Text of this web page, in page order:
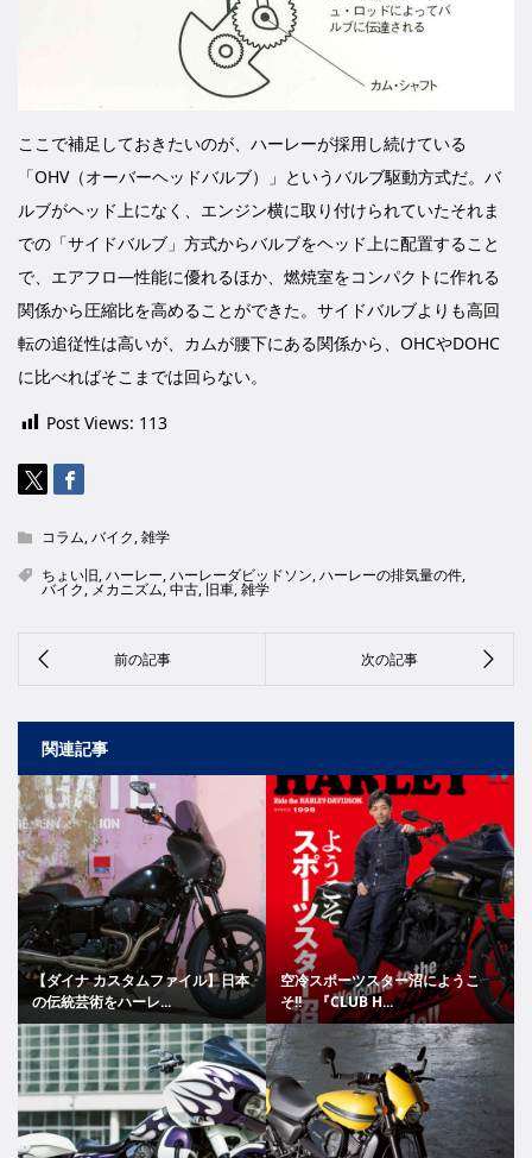
ここで補足しておきたいのが、ハーレーが採用し続けている
「OHV（オーバーヘッドバルブ）」というバルブ駆動方式だ。バ
ルブがヘッド上になく、エンジン横に取り付けられていたそれま
での「サイドバルブ」方式からバルブをヘッド上に配置すること
で、エアフロ―性能に優れるほか、燃焼室をコンパクトに作れる
関係から圧縮比を高めることができた。サイドバルブよりも高回
転の追従性は高いが、カムが腰下にある関係から、OHCやDOHC
に比べればそこまでは回らない。
Post Views: 113
コラム,バイク,雑学
ちょい旧,ハーレー,ハーレーダビッドソン,ハーレーの排気量の件,
バイク,メカニズム,中古, 旧車,雑学
関連記事
【ダイナ カスタムファイル】日本
の伝統芸術をハーレ...
空冷スポーツスター沼にようこ
そ!! 『CLUB H...